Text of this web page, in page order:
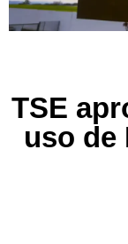
TSE
uso de